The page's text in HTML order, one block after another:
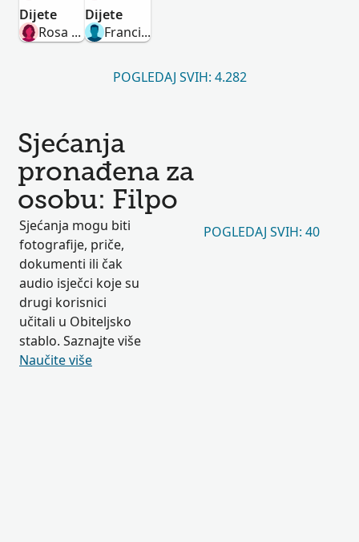
Dijete
Rosa Silvera
Dijete
Francisco Filpo
POGLEDAJ SVIH: 4.282
Sjećanja
pronađena za
osobu: Filpo
Sjećanja mogu biti
fotografije, priče,
dokumenti ili čak
audio isječci koje su
drugi korisnici
učitali u Obiteljsko
stablo. Saznajte više
Naučite više
POGLEDAJ SVIH: 40